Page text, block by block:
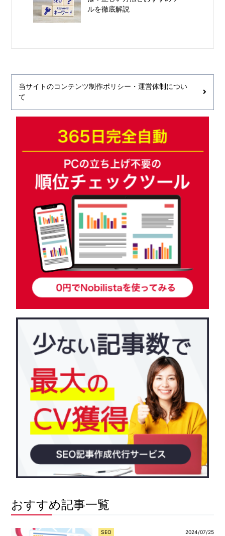
ルを徹底解説
当サイトのコンテンツ制作ポリシー・運営体制につい
て
おすすめ記事一覧
SEO 2024/07/25